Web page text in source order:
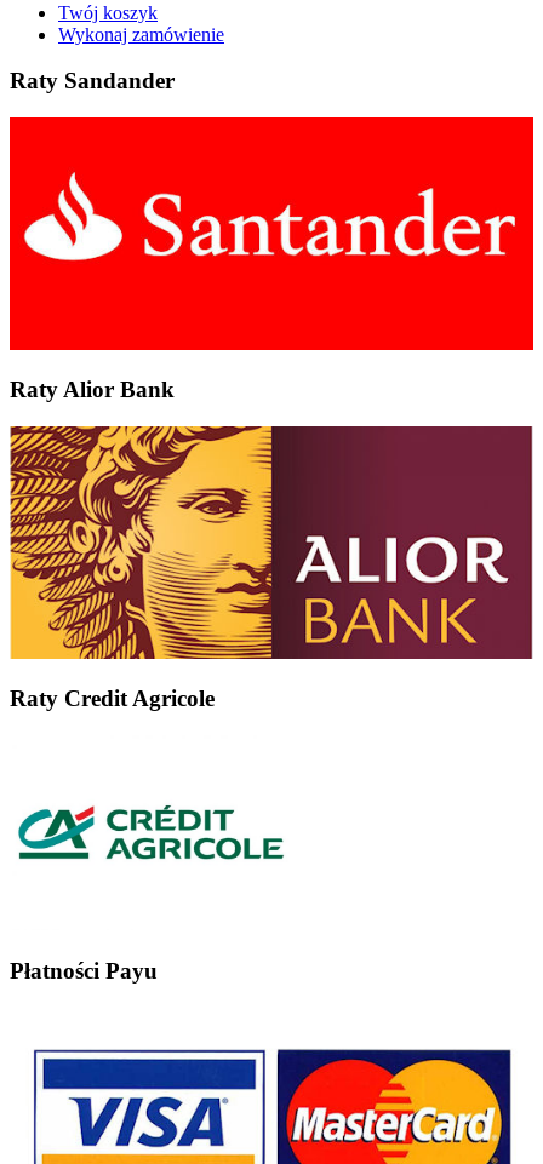
Twój koszyk
Wykonaj zamówienie
Raty Sandander
Raty Alior Bank
Raty Credit Agricole
Płatności Payu